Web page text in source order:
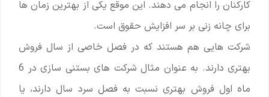
کارکنان را انجام می دهند. این موقع یکی از بهترین زمان ها
برای چانه زنی بر سر افزایش حقوق است.
شرکت هایی هم هستند که در فصل خاصی از سال فروش
بهتری دارند. به عنوان مثال شرکت های بستنی سازی در 6
ماه اول فروش بهتری نسبت به فصل سرد سال دارند، یا